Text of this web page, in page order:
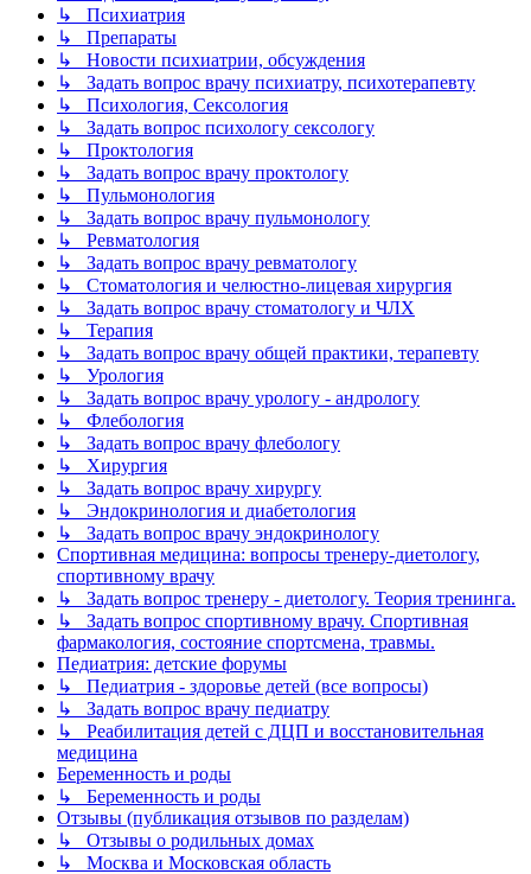
↳ Психиатрия
↳ Препараты
↳ Новости психиатрии, обсуждения
↳ Задать вопрос врачу психиатру, психотерапевту
↳ Психология, Сексология
↳ Задать вопрос психологу сексологу
↳ Проктология
↳ Задать вопрос врачу проктологу
↳ Пульмонология
↳ Задать вопрос врачу пульмонологу
↳ Ревматология
↳ Задать вопрос врачу ревматологу
↳ Стоматология и челюстно-лицевая хирургия
↳ Задать вопрос врачу стоматологу и ЧЛХ
↳ Терапия
↳ Задать вопрос врачу общей практики, терапевту
↳ Урология
↳ Задать вопрос врачу урологу - андрологу
↳ Флебология
↳ Задать вопрос врачу флебологу
↳ Хирургия
↳ Задать вопрос врачу хирургу
↳ Эндокринология и диабетология
↳ Задать вопрос врачу эндокринологу
Спортивная медицина: вопросы тренеру-диетологу,
спортивному врачу
↳ Задать вопрос тренеру - диетологу. Теория тренинга.
↳ Задать вопрос спортивному врачу. Спортивная
фармакология, состояние спортсмена, травмы.
Педиатрия: детские форумы
↳ Педиатрия - здоровье детей (все вопросы)
↳ Задать вопрос врачу педиатру
↳ Реабилитация детей с ДЦП и восстановительная
медицина
Беременность и роды
↳ Беременность и роды
Отзывы (публикация отзывов по разделам)
↳ Отзывы о родильных домах
↳ Москва и Московская область